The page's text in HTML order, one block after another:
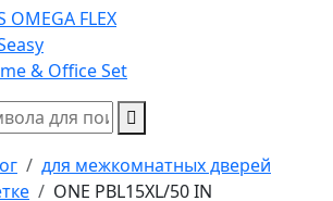
OMEGA FLEX
& Office Set
для межкомнатных дверей
ONE PBL15XL/50 IN